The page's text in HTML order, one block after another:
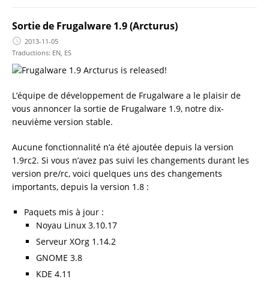
Sortie de Frugalware 1.9 (Arcturus)
2013-11-05
Traductions: EN ES
L’équipe de développement de Frugalware a le plaisir de
vous annoncer la sortie de Frugalware 1.9, notre dix-
neuvième version stable.
Aucune fonctionnalité n’a été ajoutée depuis la version
1.9rc2. Si vous n’avez pas suivi les changements durant les
version pre/rc, voici quelques uns des changements
importants, depuis la version 1.8 :
Paquets mis à jour :
Noyau Linux 3.10.17
Serveur XOrg 1.14.2
GNOME 3.8
KDE 4.11